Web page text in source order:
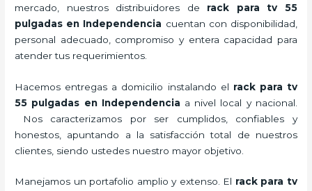
mercado, nuestros distribuidores de rack para tv 55
pulgadas en Independencia cuentan con disponibilidad,
personal adecuado, compromiso y entera capacidad para
atender tus requerimientos.
Hacemos entregas a domicilio instalando el rack para tv
55 pulgadas en Independencia a nivel local y nacional.
Nos caracterizamos por ser cumplidos, confiables y
honestos, apuntando a la satisfacción total de nuestros
clientes, siendo ustedes nuestro mayor objetivo.
Manejamos un portafolio amplio y extenso. El rack para tv